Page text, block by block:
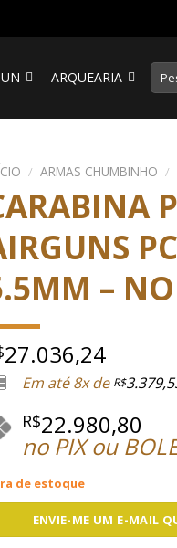
ARQUEARIA
por:
/ ARMAS CHUMBINHO /
–
27.036,24
Em até 8x de R$
R$22.980,80
no PIX ou
de estoque
ENVIE-ME UM E-MAIL